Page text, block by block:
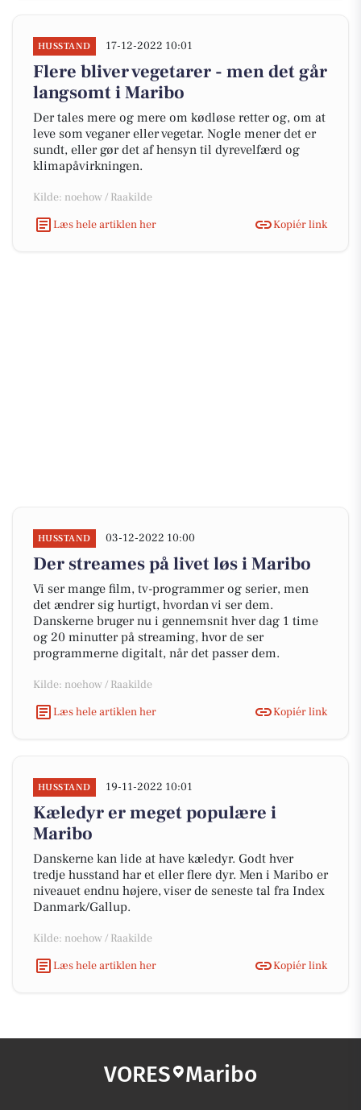
HUSSTAND 17-12-2022 10:01
Flere bliver vegetarer - men det går
langsomt i Maribo
Der tales mere og mere om kødløse retter og, om at
leve som veganer eller vegetar. Nogle mener det er
sundt, eller gør det af hensyn til dyrevelfærd og
klimapåvirkningen.
Kilde: noehow / Raakilde
Læs hele artiklen her
Kopiér link
HUSSTAND 03-12-2022 10:00
Der streames på livet løs i Maribo
Vi ser mange film, tv-programmer og serier, men
det ændrer sig hurtigt, hvordan vi ser dem.
Danskerne bruger nu i gennemsnit hver dag 1 time
og 20 minutter på streaming, hvor de ser
programmerne digitalt, når det passer dem.
Kilde: noehow / Raakilde
Læs hele artiklen her
Kopiér link
HUSSTAND 19-11-2022 10:01
Kæledyr er meget populære i
Maribo
Danskerne kan lide at have kæledyr. Godt hver
tredje husstand har et eller flere dyr. Men i Maribo er
niveauet endnu højere, viser de seneste tal fra Index
Danmark/Gallup.
Kilde: noehow / Raakilde
Læs hele artiklen her
Kopiér link
VORES Maribo